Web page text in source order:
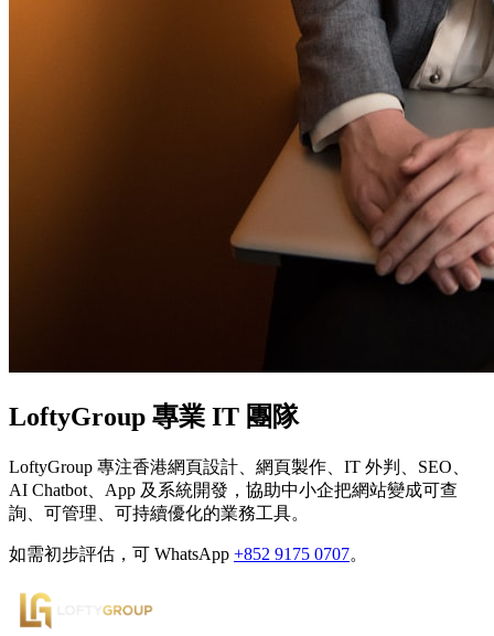
LoftyGroup 專業 IT 團隊
LoftyGroup 專注香港網頁設計、網頁製作、IT 外判、SEO、
AI Chatbot、App 及系統開發，協助中小企把網站變成可查
詢、可管理、可持續優化的業務工具。
如需初步評估，可 WhatsApp +852 9175 0707。